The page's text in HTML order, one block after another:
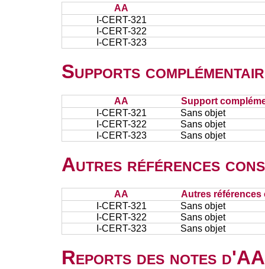
AA
I-CERT-321
I-CERT-322
I-CERT-323
Supports
AA
Support
I-CERT-321
Sans objet
I-CERT-322
Sans objet
I-CERT-323
Sans objet
Autres références
AA
Autres références
I-CERT-321
Sans objet
I-CERT-322
Sans objet
I-CERT-323
Sans objet
Reports des notes